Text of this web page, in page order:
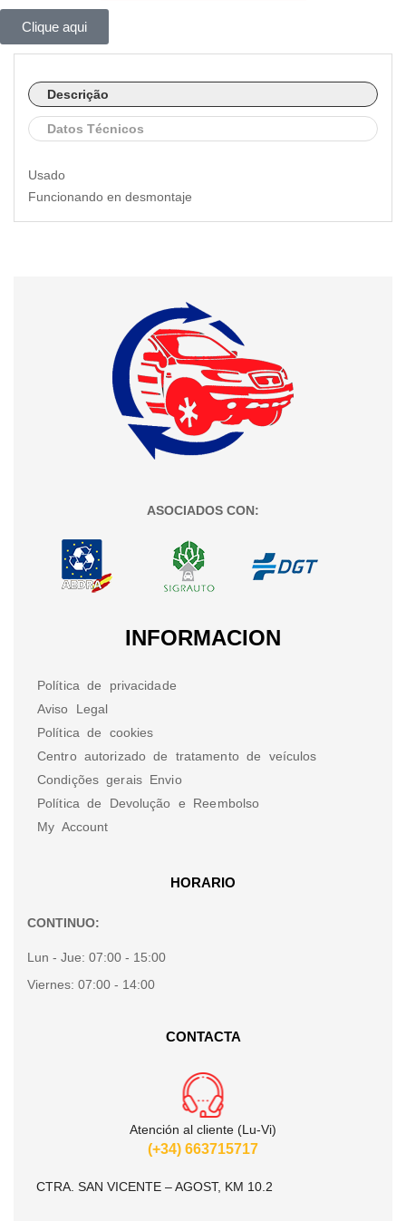
Clique aqui
Descrição
Datos Técnicos
Usado
Funcionando en desmontaje
ASOCIADOS CON:
INFORMACION
Política de privacidade
Aviso Legal
Política de cookies
Centro autorizado de tratamento de veículos
Condições gerais Envio
Política de Devolução e Reembolso
My Account
HORARIO
CONTINUO:
Lun - Jue: 07:00 - 15:00
Viernes: 07:00 - 14:00
CONTACTA
Atención al cliente (Lu-Vi)
(+34) 663715717
CTRA. SAN VICENTE – AGOST, KM 10.2